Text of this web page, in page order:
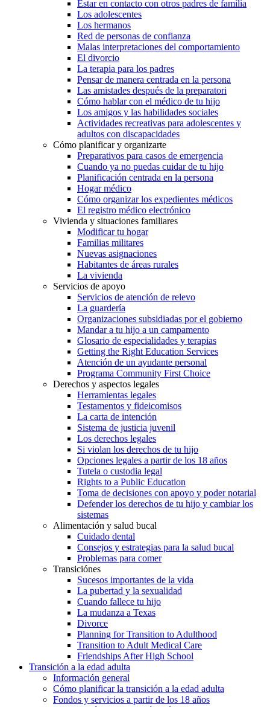
Estar en contacto con otros padres de familia
Los adolescentes
Los hermanos
Red de personas de confianza
Malas interpretaciones del comportamiento
El divorcio
La terapia para los padres
Pensar de manera centrada en la persona
Las amistades después de la preparatori
Cómo hablar con el médico de tu hijo
Los amigos y las habilidades sociales
Actividades recreativas para adolescentes y
adultos con discapacidades
Cómo planificar y organizarte
Preparativos para casos de emergencia
Cuando ya no puedas cuidar de tu hijo
Planificación centrada en la persona
Hogar médico
Cómo organizar los expedientes médicos
El registro médico electrónico
Vivienda y situaciones familiares
Modificar tu hogar
Familias militares
Nuevas asignaciones
Habitantes de áreas rurales
La vivienda
Servicios de apoyo
Servicios de atención de relevo
La guardería
Organizaciones subsidiadas por el gobierno
Mandar a tu hijo a un campamento
Glosario de especialidades y terapias
Getting the Right Education Services
Atención de un ayudante personal
Programa Community First Choice
Derechos y aspectos legales
Herramientas legales
Testamentos y fideicomisos
La carta de intención
Sistema de justicia juvenil
Los derechos legales
Si violan los derechos de tu hijo
Opciones legales a partir de los 18 años
Tutela o custodia legal
Rights to a Public Education
Toma de decisiones con apoyo y poder notarial
Defender los derechos de tu hijo y cambiar los
sistemas
Alimentación y salud bucal
Cuidado dental
Consejos y estrategias para la salud bucal
Problemas para comer
Transiciónes
Sucesos importantes de la vida
La pubertad y la sexualidad
Cuando fallece tu hijo
La mudanza a Texas
Divorce
Planning for Transition to Adulthood
Transition to Adult Medical Care
Friendships After High School
Transición a la edad adulta
Información general
Cómo planificar la transición a la edad adulta
Fondos y servicios a partir de los 18 años